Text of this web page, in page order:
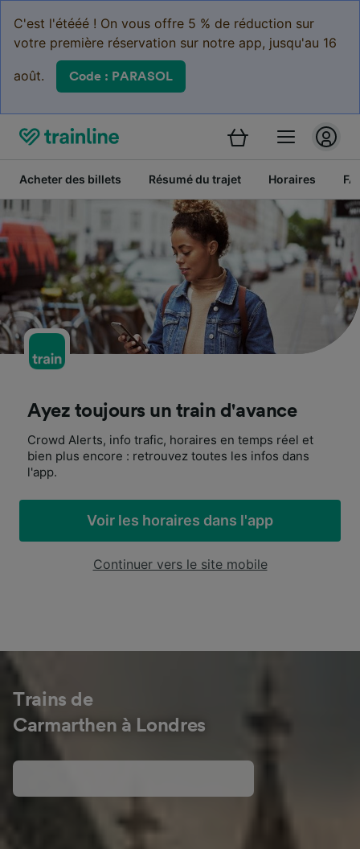
C'est l'étééé ! On vous offre 5 % de réduction sur
votre première réservation sur notre app, jusqu'au 16
août. Code : PARASOL
Acheter des billets Résumé du trajet Horaires
Ayez toujours un train d'avance
Crowd Alerts, info trafic, horaires en temps réel et
bien plus encore : retrouvez toutes les infos dans
l'app.
Voir les horaires dans l'app
Continuer vers le site mobile
Trains de
Carmarthen à Londres